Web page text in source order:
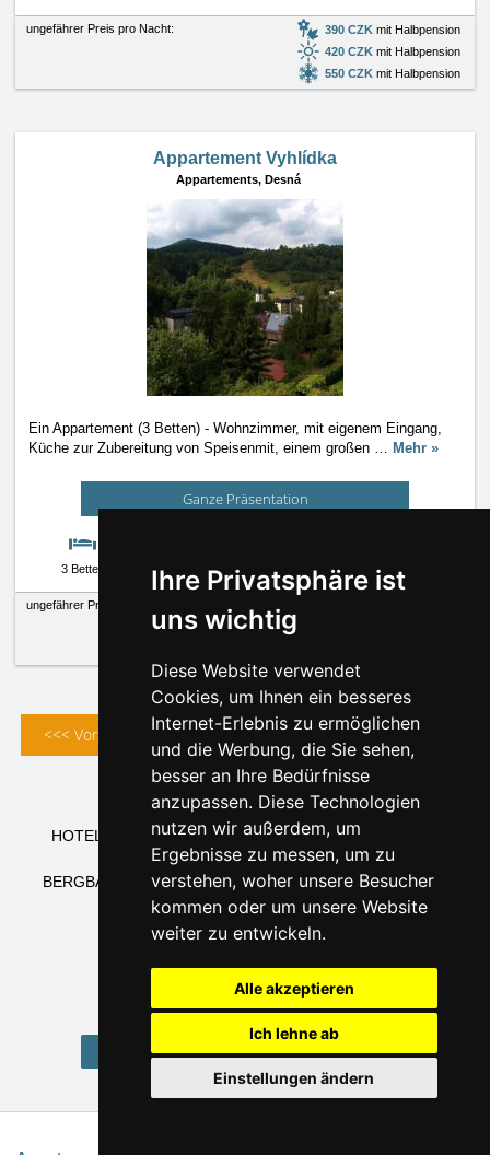
Ihre Privatsphäre ist
uns wichtig
Diese Website verwendet
Cookies, um Ihnen ein besseres
Internet-Erlebnis zu ermöglichen
und die Werbung, die Sie sehen,
besser an Ihre Bedürfnisse
anzupassen. Diese Technologien
nutzen wir außerdem, um
Ergebnisse zu messen, um zu
verstehen, woher unsere Besucher
kommen oder um unsere Website
weiter zu entwickeln.
Alle akzeptieren
Ich lehne ab
Einstellungen ändern
ungefährer Preis pro Nacht: 390 CZK mit Halbpension
420 CZK mit Halbpension
550 CZK mit Halbpension
Appartement Vyhlídka
Appartements, Desná
Ein Appartement (3 Betten) - Wohnzimmer, mit eigenem Eingang,
Küche zur Zubereitung von Speisenmit, einem großen … Mehr »
Ganze Präsentation
3 Betten auf Anfrage Kamera Wetter
ungefährer Preis pro Nacht:
<<< Vorstehend Folgend >>>
1 2 3 4 5 6
HOTELS ISERGEBIRGE
PENSIONEN ISERGEBIRGE
UNTERKUNFTSHÄUSER ISERGEBIRGE
BERGBAUDEN ISERGEBIRGE
HÜTTEN ISERGEBIRGE
APPARTEMENTS ISERGEBIRGE
CAMPINGPLÄTZE ISERGEBIRGE
UNTERKUNFT ISERGEBIRGE
Home Isergebirge und Kamm des Ještěd